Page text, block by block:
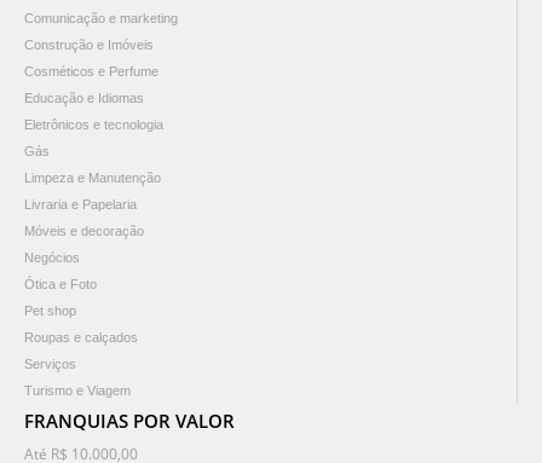
Comunicação e marketing
Construção e Imóveis
Cosméticos e Perfume
Educação e Idiomas
Eletrônicos e tecnologia
Gás
Limpeza e Manutenção
Livraria e Papelaria
Móveis e decoração
Negócios
Ótica e Foto
Pet shop
Roupas e calçados
Serviços
Turismo e Viagem
FRANQUIAS POR VALOR
Até R$ 10.000,00